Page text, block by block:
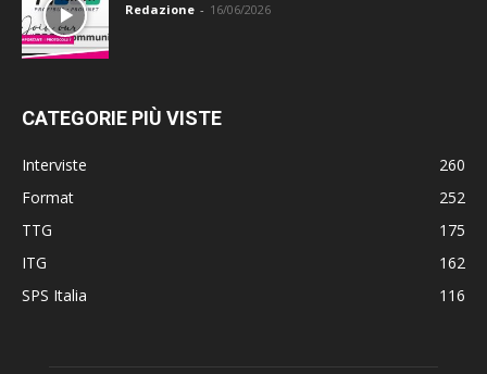
Redazione - 16/06/2026
CATEGORIE PIÙ VISTE
Interviste
260
Format
252
TTG
175
ITG
162
SPS Italia
116